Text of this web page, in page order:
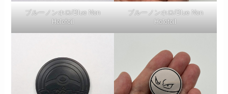
ブルーノンホロ/Blue Non
Holofoil
ブルーノンホロ/Blue Non
Holofoil